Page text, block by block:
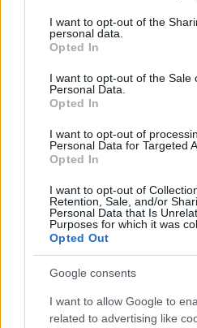
I want to opt-out of the
personal data.
Opted In
I want to opt-out of the Sale
Personal Data.
Opted In
I want to opt-out of
Personal Data for Targeted
Opted In
I want to opt-out of
Retention, Sale, and/or
Personal Data that Is
Purposes for which it was
Opted Out
Google consents
I want to allow Google to
related to advertising like
#poljska
#poljubac